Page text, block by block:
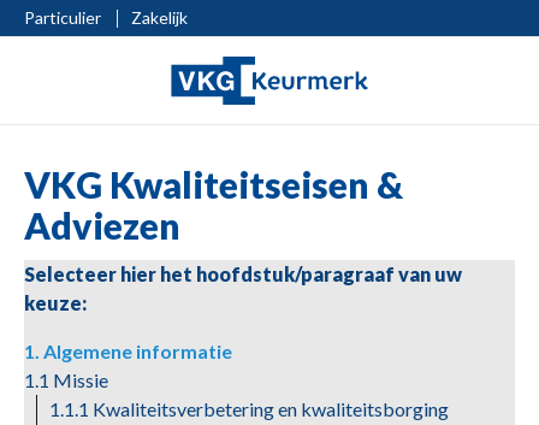
Particulier Zakelijk
VKG Kwaliteitseisen &
Adviezen
Selecteer hier het hoofdstuk/paragraaf van uw
keuze:
1. Algemene informatie
1.1 Missie
1.1.1 Kwaliteitsverbetering en kwaliteitsborging